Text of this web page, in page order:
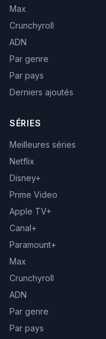
Max
Crunchyroll
ADN
Par genre
Par pays
Derniers ajoutés
SÉRIES
Meilleures séries
Netflix
Disney+
Prime Video
Apple TV+
Canal+
Paramount+
Max
Crunchyroll
ADN
Par genre
Par pays